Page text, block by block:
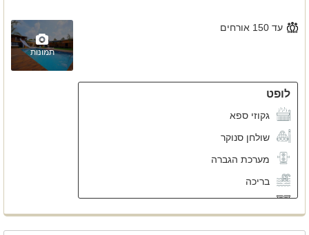
תמונות
עד 150 אורחים
לופט
גקוזי ספא
שולחן סנוקר
מערכת הגברה
בריכה